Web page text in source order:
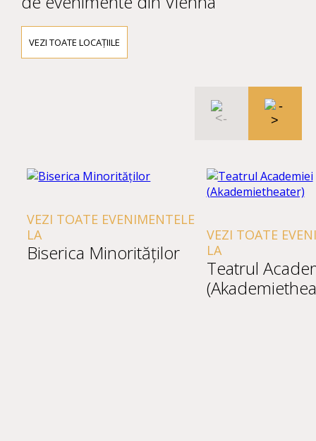
VEZI TOATE LOCAȚIILE
VEZI TOATE EVENIMENTELE
LA
Biserica Minorităților
VEZI TOATE
LA
Teatrul